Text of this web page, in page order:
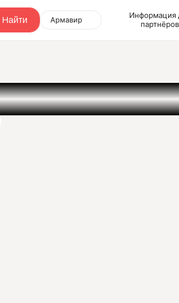
Армавир
Информация
партнёров